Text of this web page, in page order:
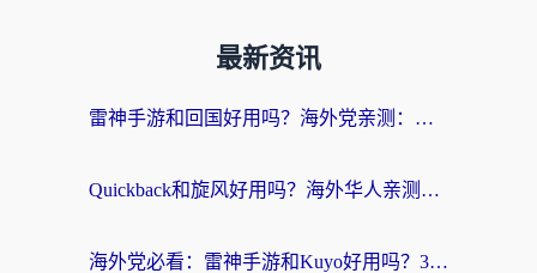
最新资讯
雷神手游和回国好用吗？海外党亲测：选对加速器才能无缝刷剧打游戏
Quickback和旋风好用吗？海外华人亲测：选对回国加速器才能无缝看央视5
海外党必看：雷神手游和Kuyo好用吗？3款回国加速器实测+避坑指南